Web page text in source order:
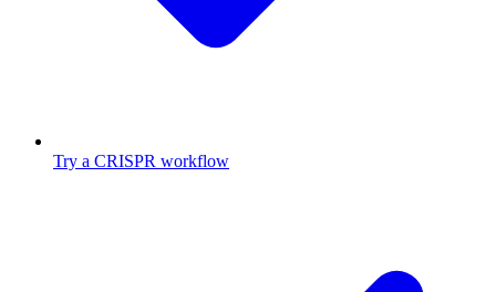
Try a CRISPR workflow